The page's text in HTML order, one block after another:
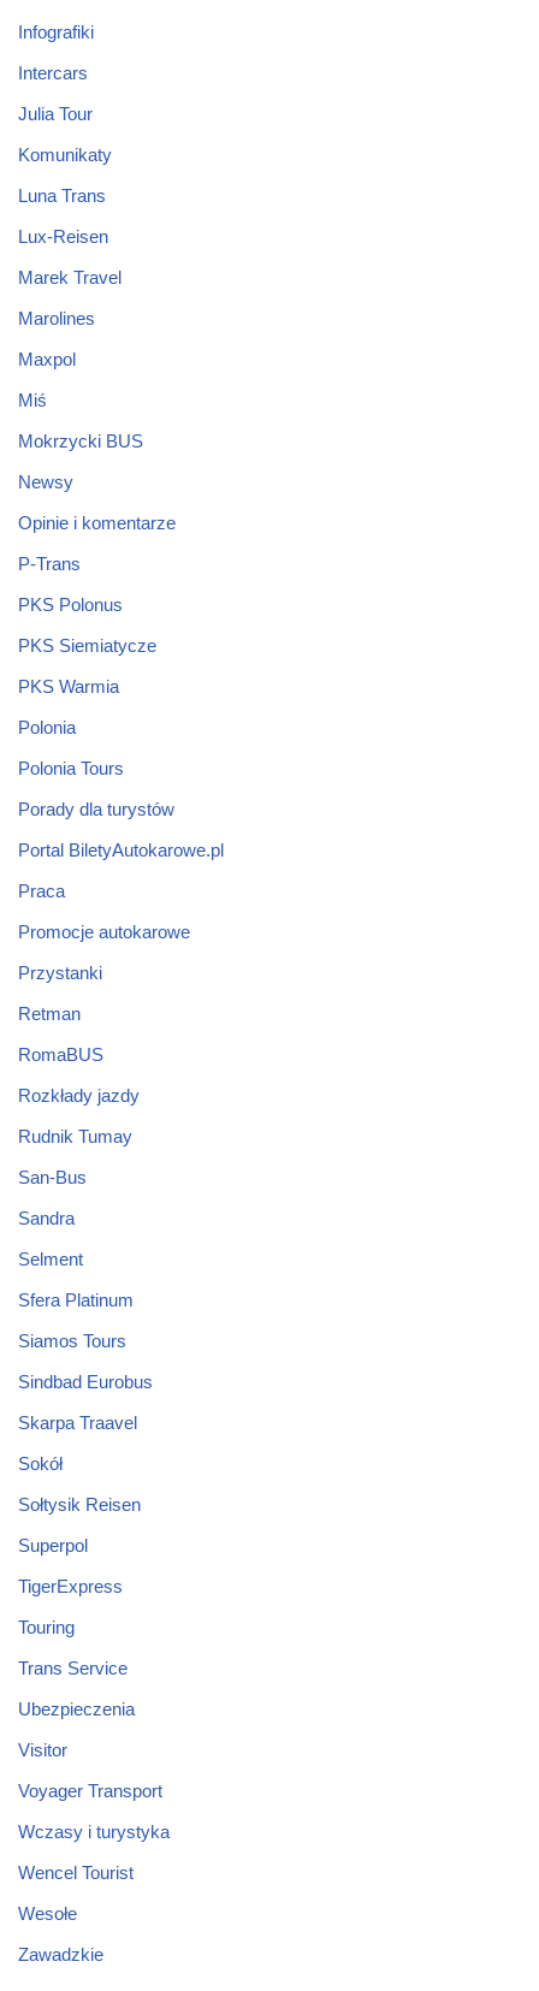
Infografiki
Intercars
Julia Tour
Komunikaty
Luna Trans
Lux-Reisen
Marek Travel
Marolines
Maxpol
Miś
Mokrzycki BUS
Newsy
Opinie i komentarze
P-Trans
PKS Polonus
PKS Siemiatycze
PKS Warmia
Polonia
Polonia Tours
Porady dla turystów
Portal BiletyAutokarowe.pl
Praca
Promocje autokarowe
Przystanki
Retman
RomaBUS
Rozkłady jazdy
Rudnik Tumay
San-Bus
Sandra
Selment
Sfera Platinum
Siamos Tours
Sindbad Eurobus
Skarpa Traavel
Sokół
Sołtysik Reisen
Superpol
TigerExpress
Touring
Trans Service
Ubezpieczenia
Visitor
Voyager Transport
Wczasy i turystyka
Wencel Tourist
Wesołe
Zawadzkie